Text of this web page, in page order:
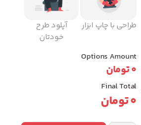
طراحی با چاپ ابزار
آپلود طرح
خودتان
Options Amount
0تومان
Final Total
0تومان